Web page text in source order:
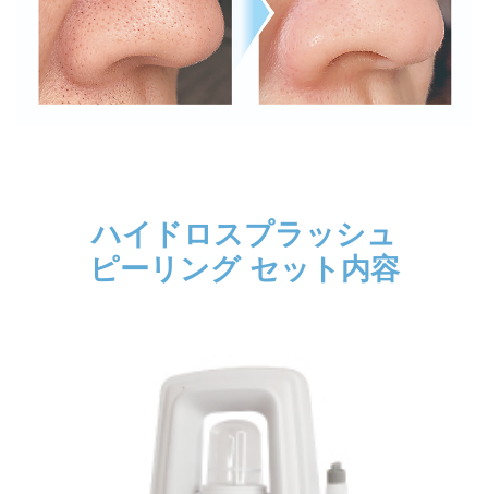
ハイドロスプラッシュ
ピーリング セット内容